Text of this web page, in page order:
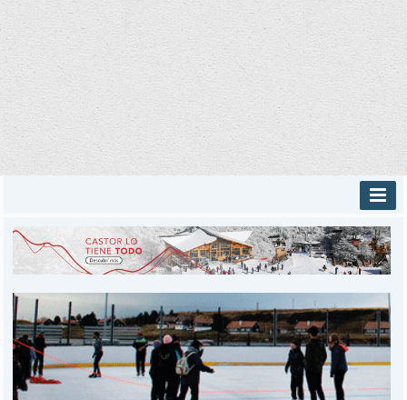
INICIO
PROVINCIALES
DEPORTES
POLICIALES
I-DIARIO
MÁS